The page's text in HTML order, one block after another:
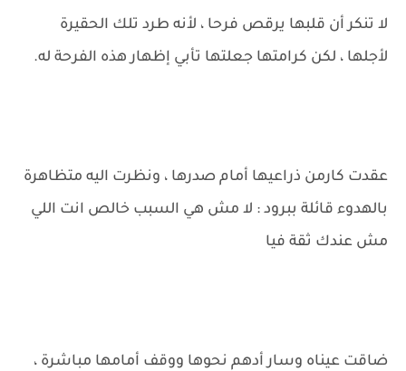
لا تنكر أن قلبها يرقص فرحا ، لأنه طرد تلك الحقيرة
لأجلها ، لكن كرامتها جعلتها تأبي إظهار هذه الفرحة له.
عقدت كارمن ذراعيها أمام صدرها ، ونظرت اليه متظاهرة
بالهدوء قائلة ببرود : لا مش هي السبب خالص انت اللي
مش عندك ثقة فيا
ضاقت عيناه وسار أدهم نحوها ووقف أمامها مباشرة ،